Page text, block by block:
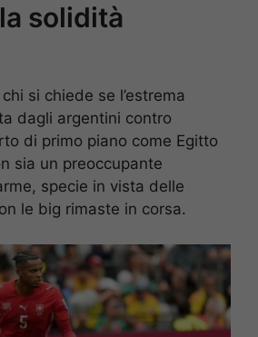
solidità
si chiede se l’estrema
dagli argentini contro
di primo piano come Egitto
sia un preoccupante
specie in vista delle
le big rimaste in corsa.